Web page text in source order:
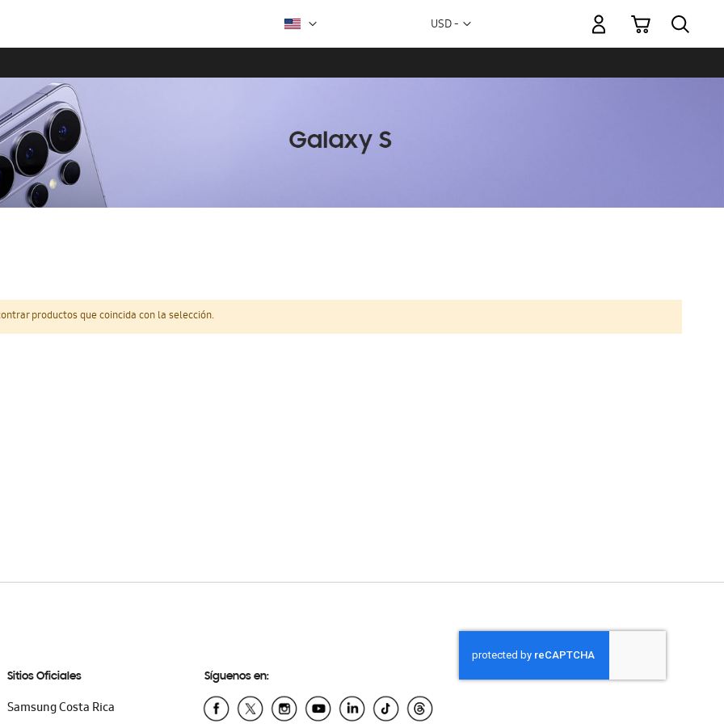
Moneda
USD -
Mi carrito
productos que coincida con la selección.
Sitios Oficiales
Samsung Costa Rica
Síguenos en: